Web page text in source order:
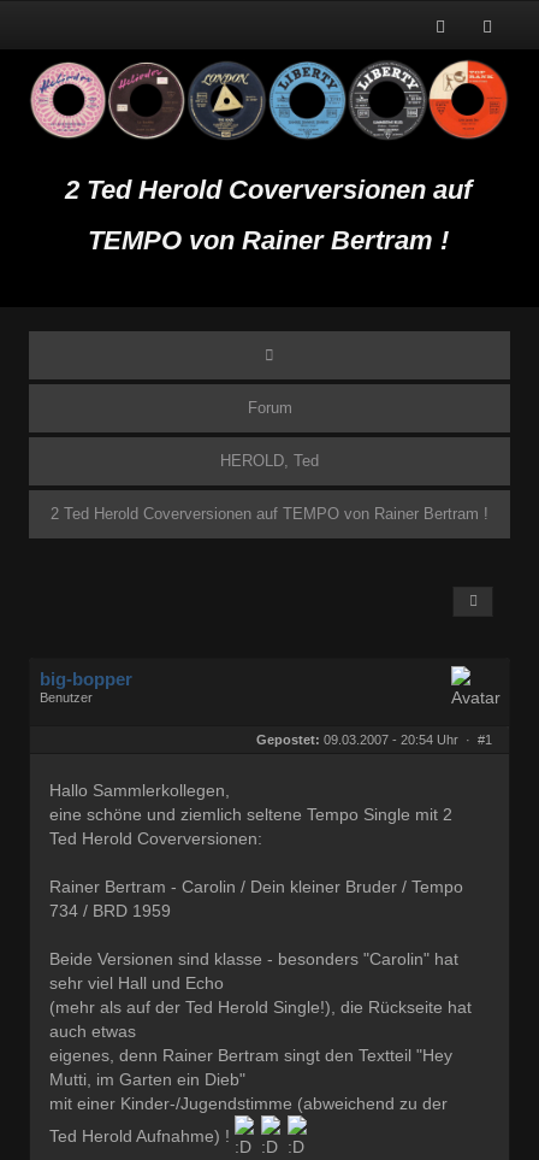
2 Ted Herold Coverversionen auf
TEMPO von Rainer Bertram !
Forum
HEROLD, Ted
2 Ted Herold Coverversionen auf TEMPO von Rainer Bertram !
big-bopper
Benutzer
Gepostet: 09.03.2007 - 20:54 Uhr · #1
Hallo Sammlerkollegen,
eine schöne und ziemlich seltene Tempo Single mit 2
Ted Herold Coverversionen:
Rainer Bertram - Carolin / Dein kleiner Bruder / Tempo
734 / BRD 1959
Beide Versionen sind klasse - besonders "Carolin" hat
sehr viel Hall und Echo
(mehr als auf der Ted Herold Single!), die Rückseite hat
auch etwas
eigenes, denn Rainer Bertram singt den Textteil "Hey
Mutti, im Garten ein Dieb"
mit einer Kinder-/Jugendstimme (abweichend zu der
Ted Herold Aufnahme) !